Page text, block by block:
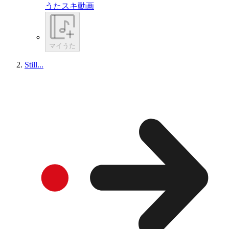
うたスキ動画
マイうた
Still...